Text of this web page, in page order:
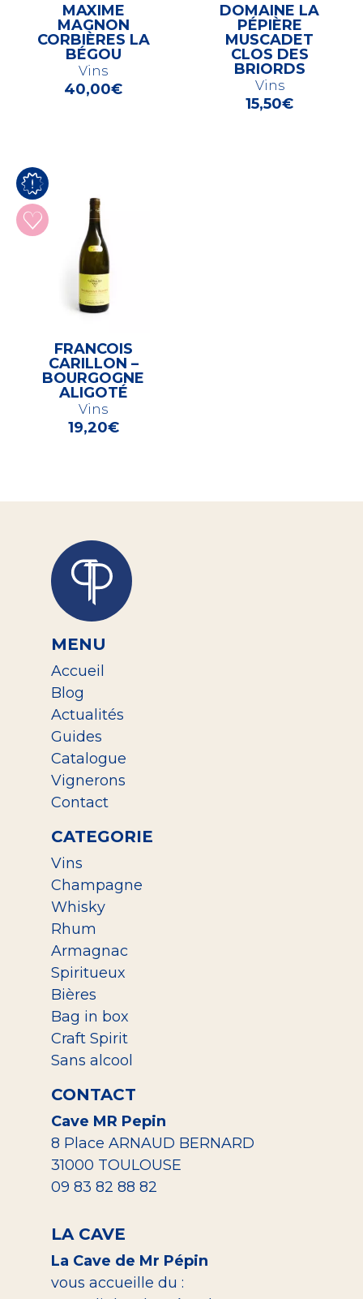
MAXIME
MAGNON
CORBIÈRES LA
BÉGOU
Vins
40,00€
DOMAINE LA
PÉPIÈRE
MUSCADET
CLOS DES
BRIORDS
Vins
15,50€
FRANCOIS
CARILLON –
BOURGOGNE
ALIGOTÉ
Vins
19,20€
MENU
Accueil
Blog
Actualités
Guides
Catalogue
Vignerons
Contact
CATEGORIE
Vins
Champagne
Whisky
Rhum
Armagnac
Spiritueux
Bières
Bag in box
Craft Spirit
Sans alcool
CONTACT
Cave MR Pepin
8 Place ARNAUD BERNARD
31000 TOULOUSE
09 83 82 88 82
LA CAVE
La Cave de Mr Pépin
vous accueille du :